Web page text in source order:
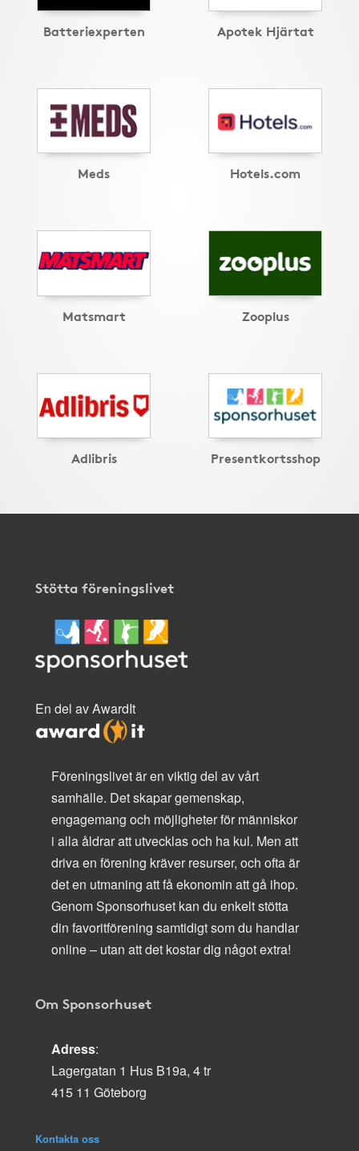
Batteriexperten Apotek Hjärtat
Meds Hotels.com
Matsmart Zooplus
Adlibris Presentkortsshop
Stötta föreningslivet
En del av AwardIt
Föreningslivet är en viktig del av vårt
samhälle. Det skapar gemenskap,
engagemang och möjligheter för människor
i alla åldrar att utvecklas och ha kul. Men att
driva en förening kräver resurser, och ofta är
det en utmaning att få ekonomin att gå ihop.
Genom Sponsorhuset kan du enkelt stötta
din favoritförening samtidigt som du handlar
online – utan att det kostar dig något extra!
Om Sponsorhuset
Adress:
Lagergatan 1 Hus B19a, 4 tr
415 11 Göteborg
Kontakta oss